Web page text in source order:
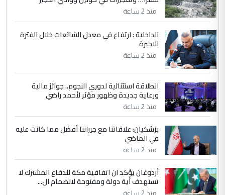
التعليق : واحد من عصابة علي ماما يسقط
جنسية الرافد الثالث للعراق ومن اصول عريقة
الموضوع :
الجواهري يرد على صدام حسين سل
مضجعيك يابن الزنا (نص كامل)
5 سردار
التعليق : واحد من عصابة علي ماما يسقط
جنسية الرافد الثالث للعراق ومن اصول عريقة
الموضوع :
الجواهري يرد على صدام حسين سل
مضجعيك يابن الزنا (نص كامل)
منذ 2 ساعة
الداخلية : ارتفاع في معدل الشائعات خلال الفترة
الاخيرة
منذ 2 ساعة
انطلاقة استثنائية لدوري النجوم.. جوائز مالية
ورعاية جديدة وظهور مؤثر لأحمد راضي
منذ 2 ساعة
بزشكيان: علاقاتنا مع جيراننا أفضل مما كانت عليه
في الماضي
منذ 2 ساعة
أردوغان يؤكد ان اتفاقية مكة للدفاع المشترك لا
تستهدف أية دولة ومفتوحة لانضمام ال...
منذ 2 ساعة